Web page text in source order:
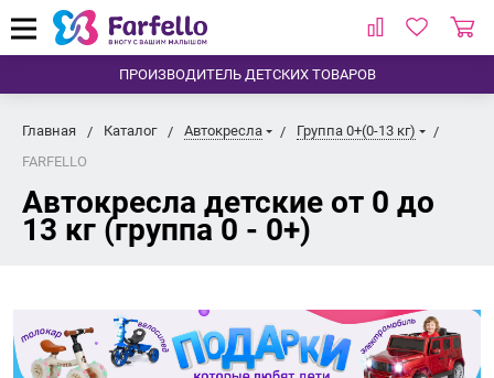
ПРОИЗВОДИТЕЛЬ ДЕТСКИХ ТОВАРОВ
Главная Каталог Автокресла
Группа 0+(0-13 кг)
FARFELLO
Автокресла детские от 0 до
13 кг (группа 0 - 0+)